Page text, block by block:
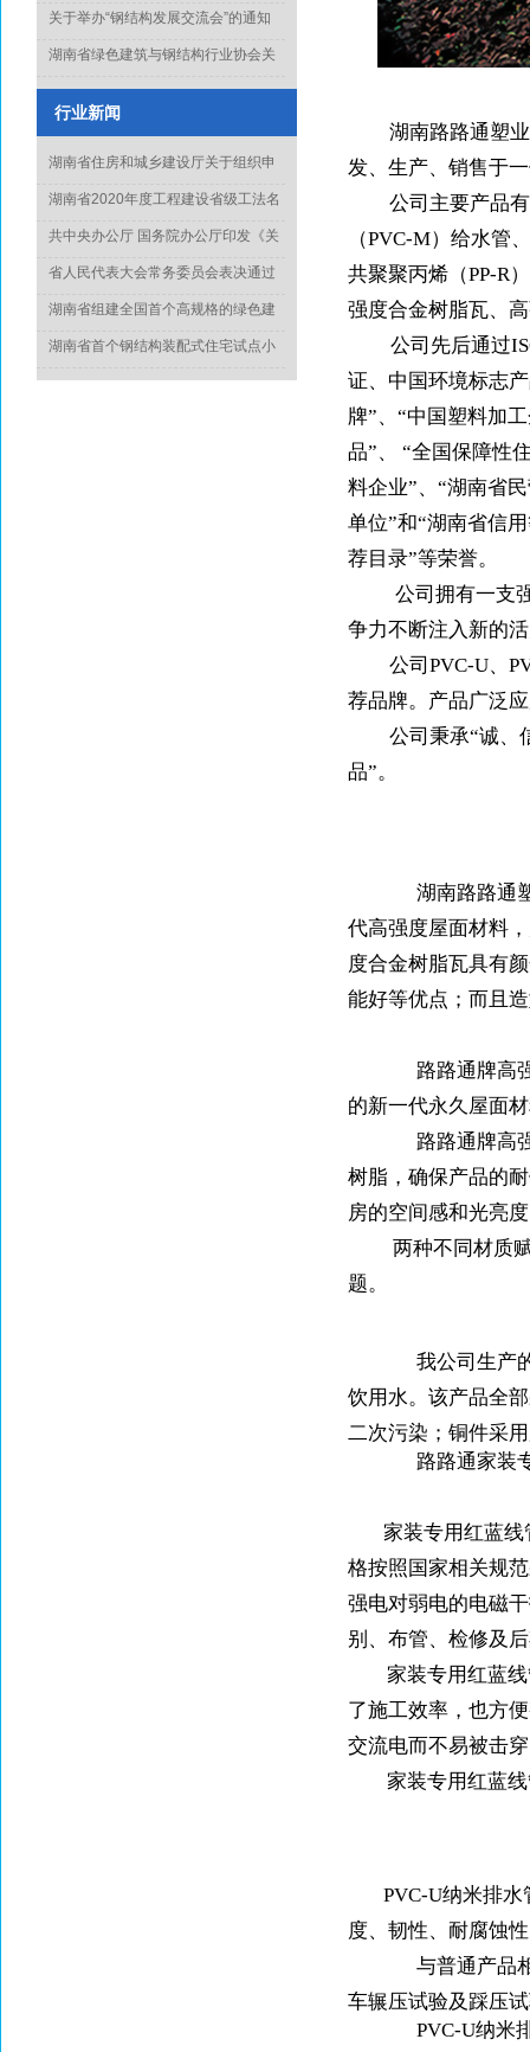
业化项目、技术和产品推广目录库人
关于举办“钢结构发展交流会”的通知
湖南省绿色建筑与钢结构行业协会关
准》起草单位的通知
行业新闻
湖南省住房和城乡建设厅关于组织申
报2022年度科学技术计划项目的通知
湖南省2020年度工程建设省级工法名
单正式出炉
共中央办公厅 国务院办公厅印发《关
于推动城乡建设绿色发展的意见》
省人民代表大会常务委员会表决通过
《湖南省绿色建筑发展条例》
湖南省组建全国首个高规格的绿色建
造专家委员会
湖南省首个钢结构装配式住宅试点小
湖南路路通塑
发、生产、销售于
公司主要产品
（PVC-M）给水管
共聚聚丙烯（PP-R
强度合金树脂瓦、
公司先后通过
证、中国环境标志
牌”、 “中国塑料加
品”、 “全国保障性
料企业”、 “湖南省
单位”和“湖南省信
荐目录”等荣誉。
公司拥有一支
争力不断注入新的
公司 PVC-U、
荐品牌。产品广泛
公司秉承“诚、
品”。
湖南路路通
代高强度屋面材料
度合金树脂瓦具有
能好等优点；而且
路路通牌高
的新一代永久屋面
路路通牌高
树脂，确保产品的
房的空间感和光亮
两种不同材质
题。
我公司生产
饮用水。该产品全
二次污染；铜件采
路路通家装
家装专用红蓝
格按照国家相关规
强电对弱电的电磁
别、布管、检修及
家装专用红蓝
了施工效率，也方
交流电而不易被击
家装专用红蓝
PVC-U纳米排水
度、韧性、耐腐蚀
与普通产品
车辗压试验及踩压
PVC-U纳米